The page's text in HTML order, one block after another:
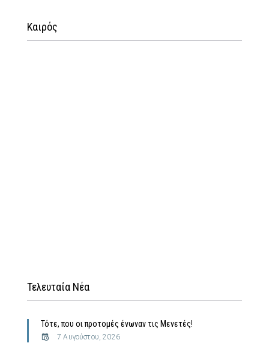
Καιρός
Τελευταία Νέα
Τότε, που οι προτομές ένωναν τις Μενετές!
7 Αυγούστου, 2026